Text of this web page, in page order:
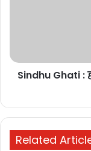
Sindhu Ghati :
Related